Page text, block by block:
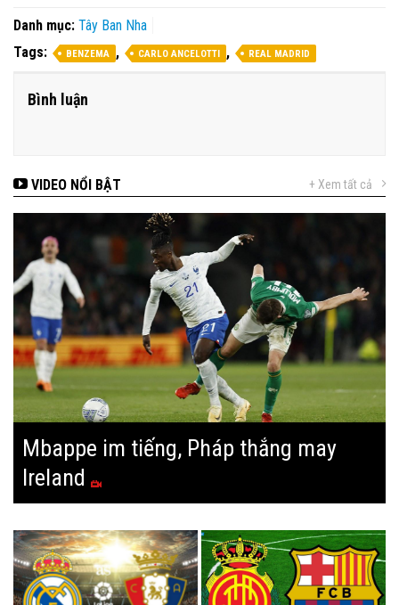
Danh mục: Tây Ban Nha
Tags:
BENZEMA , CARLO ANCELOTTI , REAL MADRID
Bình luận
VIDEO NỔI BẬT + Xem tất cả
Mbappe im tiếng, Pháp thắng may
Ireland